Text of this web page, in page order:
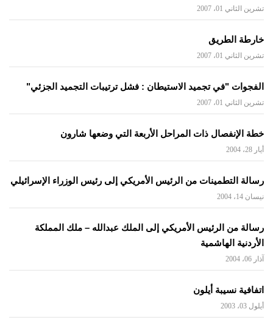
تشرين الثاني 01، 2007
خارطة الطريق
تشرين الثاني 01، 2007
الفجوات "في تجميد الاستيطان : فشل ترتيبات التجميد الجزئي"
تشرين الثاني 01، 2007
خطة الإنفصال ذات المراحل الأربعة التي وضعها شارون
أيار 28، 2004
رسالة التطمينات من الرئيس الأمريكي إلى رئيس الوزراء الإسرائيلي
نيسان 14، 2004
رسالة من الرئيس الأمريكي إلى الملك عبدالله – ملك المملكة
الأردنية الهاشمية
آذار 06، 2004
اتفافية نسيبة أيلون
أيلول 03، 2003